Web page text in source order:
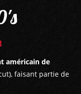
américain de
faisant partie de